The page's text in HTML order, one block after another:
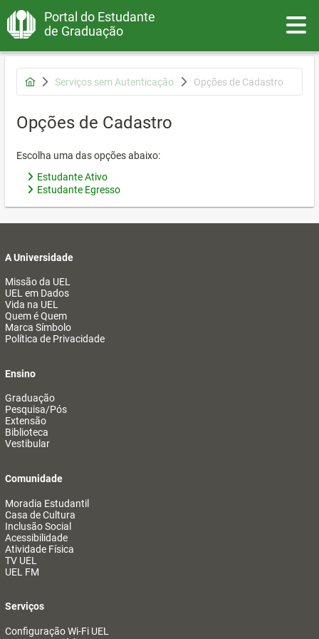
Portal do Estudante
de Graduação
Serviços sem Autenticação Opções de Cadastro
Opções de Cadastro
Escolha uma das opções abaixo:
Estudante Ativo
Estudante Egresso
A Universidade
Missão da UEL
UEL em Dados
Vida na UEL
Quem é Quem
Marca Símbolo
Política de Privacidade
Ensino
Graduação
Pesquisa/Pós
Extensão
Biblioteca
Vestibular
Comunidade
Moradia Estudantil
Casa de Cultura
Inclusão Social
Acessibilidade
Atividade Física
TV UEL
UEL FM
Serviços
Configuração Wi-Fi UEL